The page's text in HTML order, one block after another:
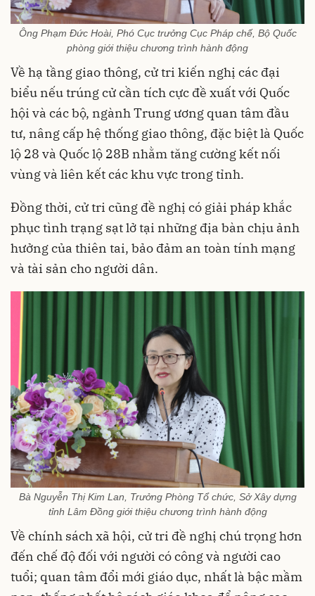
Ông Phạm Đức Hoài, Phó Cục trưởng Cục Pháp chế, Bộ Quốc
phòng giới thiệu chương trình hành động
Về hạ tầng giao thông, cử tri kiến nghị các đại
biểu nếu trúng cử cần tích cực đề xuất với Quốc
hội và các bộ, ngành Trung ương quan tâm đầu
tư, nâng cấp hệ thống giao thông, đặc biệt là Quốc
lộ 28 và Quốc lộ 28B nhằm tăng cường kết nối
vùng và liên kết các khu vực trong tỉnh.
Đồng thời, cử tri cũng đề nghị có giải pháp khắc
phục tình trạng sạt lở tại những địa bàn chịu ảnh
hưởng của thiên tai, bảo đảm an toàn tính mạng
và tài sản cho người dân.
Bà Nguyễn Thị Kim Lan, Trưởng Phòng Tổ chức, Sở Xây dựng
tỉnh Lâm Đồng giới thiệu chương trình hành động
Về chính sách xã hội, cử tri đề nghị chú trọng hơn
đến chế độ đối với người có công và người cao
tuổi; quan tâm đổi mới giáo dục, nhất là bậc mầm